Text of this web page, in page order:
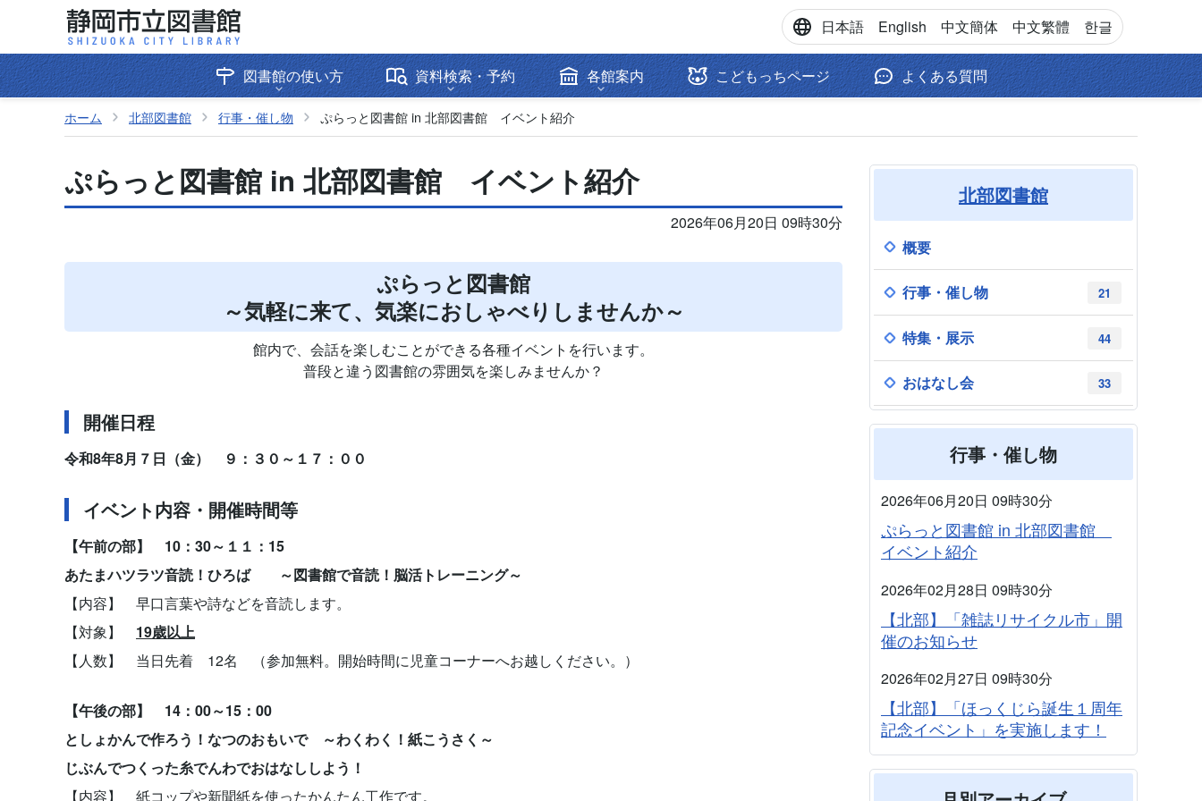
日本語 English 中文簡体 中文繁體 한글
図書館の使い方 資料検索・予約 各館案内 こどもっちページ よくある質問
ホーム 北部図書館 行事・催し物 ぷらっと図書館 in 北部図書館 イベント紹介
ぷらっと図書館 in 北部図書館 イベント紹介
2026年06月20日 09時30分
ぷらっと図書館
～気軽に来て、気楽におしゃべりしませんか～
館内で、会話を楽しむことができる各種イベントを行います。
普段と違う図書館の雰囲気を楽しみませんか？
開催日程
令和8年8月７日（金） ９：３０～１７：００
イベント内容・開催時間等
【午前の部】 10：30～１１：15
あたまハツラツ音読！ひろば ～図書館で音読！脳活トレーニング～
【内容】 早口言葉や詩などを音読します。
【対象】 19歳以上
【人数】 当日先着 12名 （参加無料。開始時間に児童コーナーへお越しください。）
【午後の部】 14：00～15：00
としょかんで作ろう！なつのおもいで ～わくわく！紙こうさく～
じぶんでつくった糸でんわでおはなししよう！
【内容】 紙コップや新聞紙を使ったかんたん工作です。
北部図書館
概要
21
行事・催し物
44
特集・展示
33
おはなし会
行事・催し物
2026年06月20日 09時30分
ぷらっと図書館 in 北部図書館
イベント紹介
2026年02月28日 09時30分
【北部】「雑誌リサイクル市」開
催のお知らせ
2026年02月27日 09時30分
【北部】「ほっくじら誕生１周年
記念イベント」を実施します！